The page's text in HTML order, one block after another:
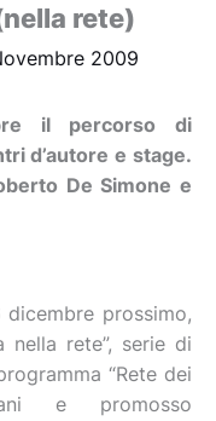
rete)
2009
il percorso di
d’autore e stage.
De Simone e
prossimo,
nella rete”, serie di
“Rete dei
e promosso